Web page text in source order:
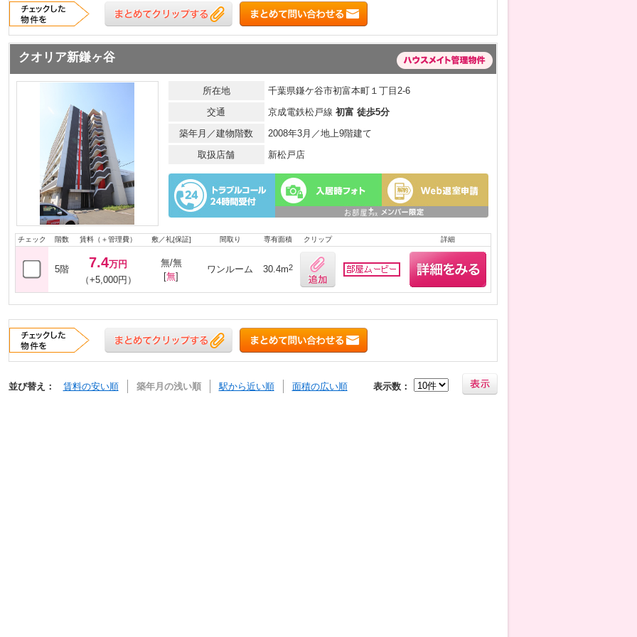
クオリア新鎌ヶ谷
所在地
千葉県鎌ケ谷市初富本町１丁目2-6
交通
京成電鉄松戸線 初富 徒歩5分
築年月／建物階数
2008年3月／地上9階建て
取扱店舗
新松戸店
チェック 階数 賃料（＋管理費） 敷／礼[保証] 間取り 専有面積 クリップ 詳細
5階 7.4万円
（+5,000円）
無/無
[無]
ワンルーム 30.4m2
並び替え： 賃料の安い順 築年月の浅い順 駅から近い順 面積の広い順 表示数：